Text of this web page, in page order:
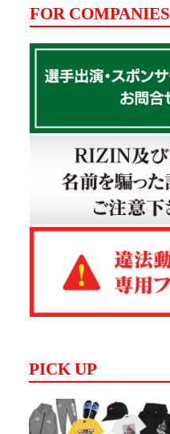
FOR COMPANIES
PICK UP